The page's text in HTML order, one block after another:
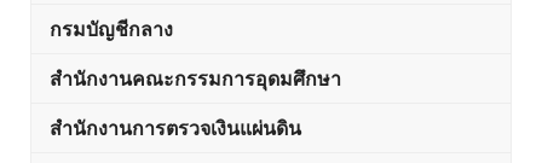
กรมบัญชีกลาง
สำนักงานคณะกรรมการอุดมศึกษา
สำนักงานการตรวจเงินแผ่นดิน